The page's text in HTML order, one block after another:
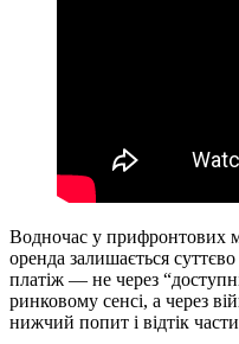
Водночас у прифронтових
оренда залишається
платіж — не через
ринковому сенсі, а через
нижчий попит і відтік